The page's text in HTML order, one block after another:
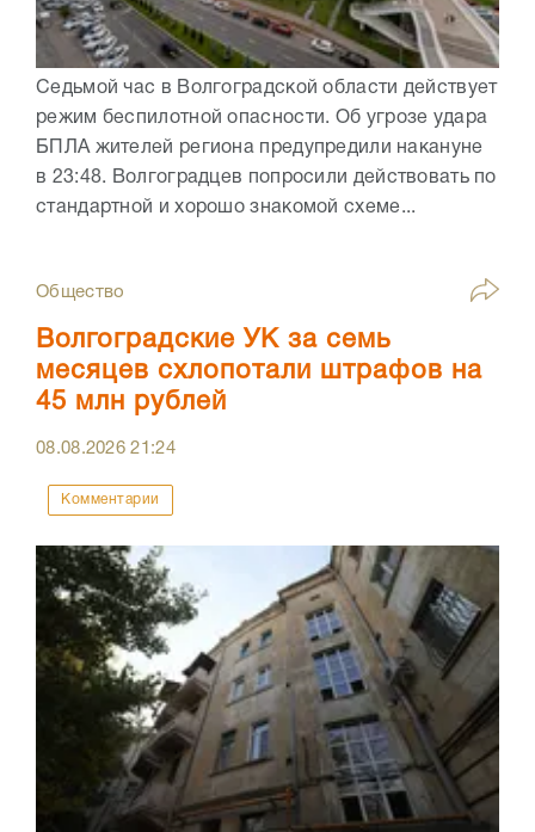
Седьмой час в Волгоградской области действует
режим беспилотной опасности. Об угрозе удара
БПЛА жителей региона предупредили накануне
в 23:48. Волгоградцев попросили действовать по
стандартной и хорошо знакомой схеме...
Общество
Волгоградские УК за семь
месяцев схлопотали штрафов на
45 млн рублей
08.08.202621:24
Комментарии